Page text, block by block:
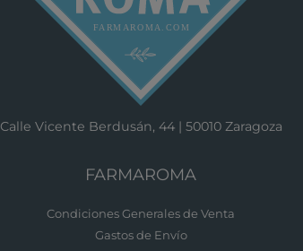
Calle Vicente Berdusán, 44 | 50010 Zaragoza
FARMAROMA
Condiciones Generales de Venta
Gastos de Envío